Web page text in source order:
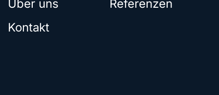
Über uns
Referenzen
Kontakt